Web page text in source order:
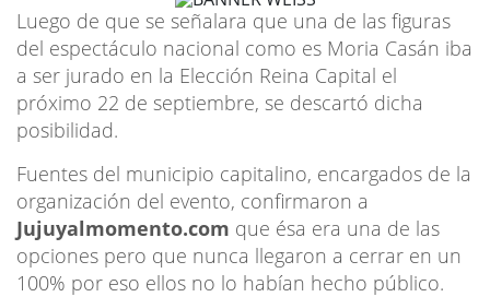
Luego de que se señalara que una de las figuras
del espectáculo nacional como es Moria Casán iba
a ser jurado en la Elección Reina Capital el
próximo 22 de septiembre, se descartó dicha
posibilidad.
Fuentes del municipio capitalino, encargados de la
organización del evento, confirmaron a
Jujuyalmomento.com que ésa era una de las
opciones pero que nunca llegaron a cerrar en un
100% por eso ellos no lo habían hecho público.